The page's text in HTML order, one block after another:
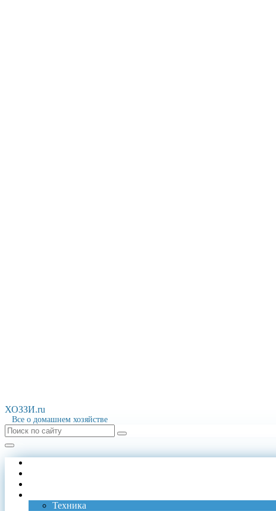
ХОЗЗИ.ru
Все о домашнем хозяйстве
Техника